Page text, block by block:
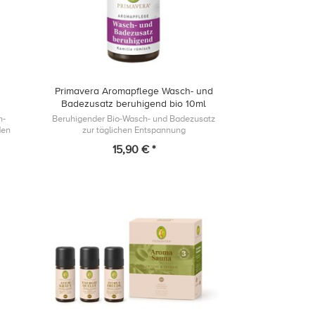
Primavera Aromapflege Wasch- und
Badezusatz beruhigend bio 10ml
Beruhigender Bio-Wasch- und Badezusatz
zur täglichen Entspannung
15,90 € *